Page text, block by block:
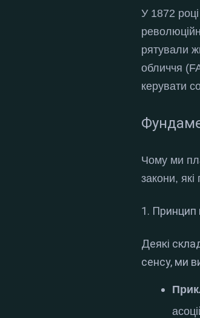
У 1872
рятували
обличчя
керувати
Чому ми
закони,
1. Принцип
Деякі
сенсу, ми